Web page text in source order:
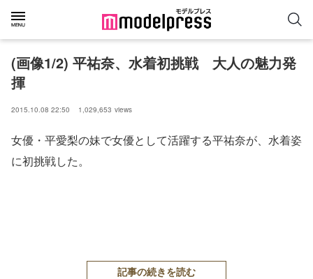
(画像1/2) 平祐奈、水着初挑戦 大人の魅力発
揮
2015.10.08 22:50 1,029,653 views
女優・平愛梨の妹で女優として活躍する平祐奈が、水着姿
に初挑戦した。
記事の続きを読む